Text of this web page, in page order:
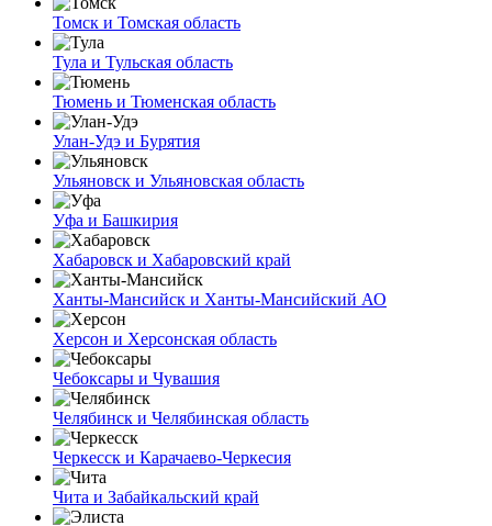
Томск и Томская область
Тула и Тульская область
Тюмень и Тюменская область
Улан-Удэ и Бурятия
Ульяновск и Ульяновская область
Уфа и Башкирия
Хабаровск и Хабаровский край
Ханты-Мансийск и Ханты-Мансийский АО
Херсон и Херсонская область
Чебоксары и Чувашия
Челябинск и Челябинская область
Черкесск и Карачаево-Черкесия
Чита и Забайкальский край